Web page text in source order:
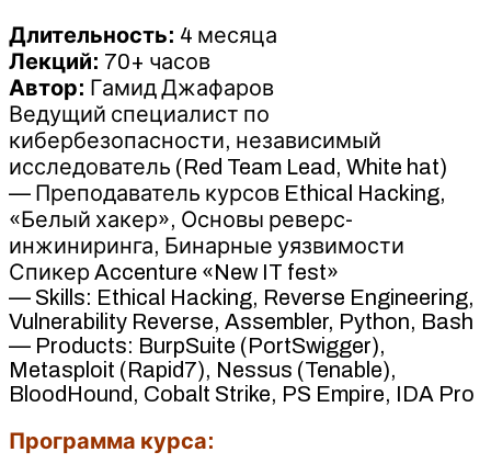
Длительность: 4 месяца
Лекций: 70+ часов
Автор: Гамид Джафаров
Ведущий специалист по
кибербезопасности, независимый
исследователь (Red Team Lead, White hat)
— Преподаватель курсов Ethical Hacking,
«Белый хакер», Основы реверс-
инжиниринга, Бинарные уязвимости
Спикер Accenture «New IT fest»
— Skills: Ethical Hacking, Reverse Engineering,
Vulnerability Reverse, Assembler, Python, Bash
— Products: BurpSuite (PortSwigger),
Metasploit (Rapid7), Nessus (Tenable),
BloodHound, Cobalt Strike, PS Empire, IDA Pro
Программа курса: